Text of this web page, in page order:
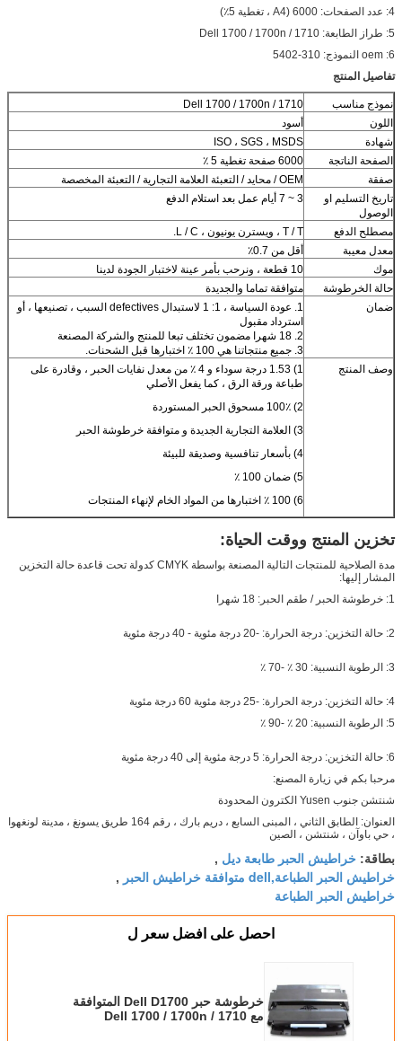
4: عدد الصفحات: 6000 (A4 ، تغطية 5٪)
5: طراز الطابعة: Dell 1700 / 1700n / 1710
6: oem النموذج: 310-5402
تفاصيل المنتج
نموذج مناسب
Dell 1700 / 1700n / 1710
اللون
أسود
شهادة
ISO ، SGS ، MSDS
الصفحة الناتجة
6000 صفحة تغطية 5 ٪
صفقة
OEM / محايد / التعبئة العلامة التجارية / التعبئة المخصصة
تاريخ التسليم او
الوصول
3 ~ 7 أيام عمل بعد استلام الدفع
مصطلح الدفع
T / T ، ويسترن يونيون ، L / C.
معدل معيبة
أقل من 0.7٪
موك
10 قطعة ، ونرحب بأمر عينة لاختبار الجودة لدينا
حالة الخرطوشة
متوافقة تماما والجديدة
ضمان
1. عودة السياسة ، 1: 1 لاستبدال defectives السبب ، تصنيعها ، أو
استرداد مقبول
2. 18 شهرا مضمون تختلف تبعا للمنتج والشركة المصنعة
3. جميع منتجاتنا هي 100 ٪ اختبارها قبل الشحنات.
وصف المنتج
1) 1.53 درجة سوداء و 4 ٪ من معدل نفايات الحبر ، وقادرة على
طباعة ورقة الرق ، كما يفعل الأصلي
2) 100٪ مسحوق الحبر المستوردة
3) العلامة التجارية الجديدة و متوافقة خرطوشة الحبر
4) بأسعار تنافسية وصديقة للبيئة
5) ضمان 100 ٪
6) 100 ٪ اختبارها من المواد الخام لإنهاء المنتجات
تخزين المنتج ووقت الحياة:
مدة الصلاحية للمنتجات التالية المصنعة بواسطة CMYK كدولة تحت قاعدة حالة التخزين
المشار إليها:
1: خرطوشة الحبر / طقم الحبر: 18 شهرا
2: حالة التخزين: درجة الحرارة: -20 درجة مئوية - 40 درجة مئوية
3: الرطوبة النسبية: 30 ٪ -70 ٪
4: حالة التخزين: درجة الحرارة: -25 درجة مئوية 60 درجة مئوية
5: الرطوبة النسبية: 20 ٪ -90 ٪
6: حالة التخزين: درجة الحرارة: 5 درجة مئوية إلى 40 درجة مئوية
مرحبا بكم في زيارة المصنع:
شنتشن جنوب Yusen الكترون المحدودة
العنوان: الطابق الثاني ، المبنى السابع ، دريم بارك ، رقم 164 طريق يسونغ ، مدينة لونغهوا
، حي باوآن ، شنتشن ، الصين
بطاقة: خراطيش الحبر طابعة ديل ,
خراطيش الحبر الطباعة,dell متوافقة خراطيش الحبر ,
خراطيش الحبر الطباعة
احصل على افضل سعر ل
خرطوشة حبر Dell D1700 المتوافقة
مع Dell 1700 / 1700n / 1710